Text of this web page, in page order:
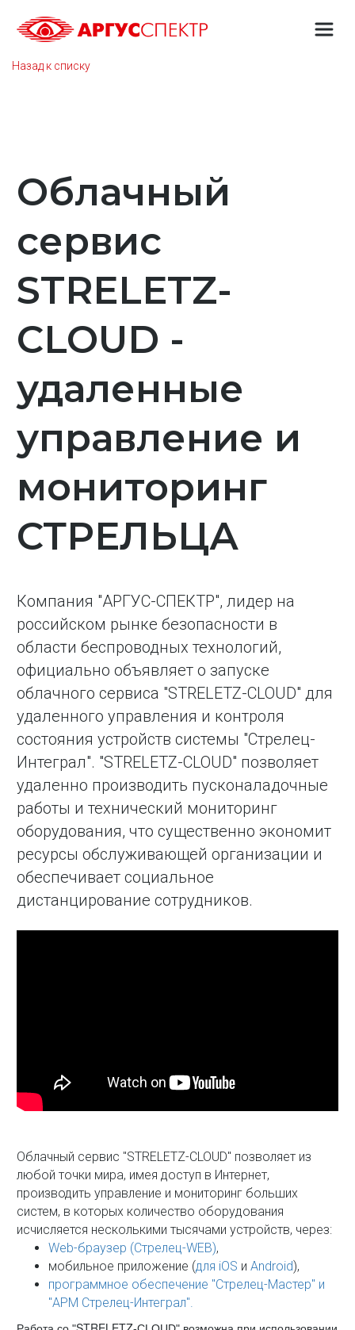
Назад к списку
Облачный
сервис
STRELETZ-
CLOUD -
удаленные
управление и
мониторинг
СТРЕЛЬЦА
Компания "АРГУС-СПЕКТР", лидер на
российском рынке безопасности в
области беспроводных технологий,
официально объявляет о запуске
облачного сервиса "STRELETZ-CLOUD" для
удаленного управления и контроля
состояния устройств системы "Стрелец-
Интеграл". "STRELETZ-CLOUD" позволяет
удаленно производить пусконаладочные
работы и технический мониторинг
оборудования, что существенно экономит
ресурсы обслуживающей организации и
обеспечивает социальное
дистанцирование сотрудников.
Облачный сервис "STRELETZ-CLOUD" позволяет из
любой точки мира, имея доступ в Интернет,
производить управление и мониторинг больших
систем, в которых количество оборудования
исчисляется несколькими тысячами устройств, через:
Web-браузер (Стрелец-WEB),
мобильное приложение (для iOS и Android),
программное обеспечение "Стрелец-Мастер" и
"АРМ Стрелец-Интеграл".